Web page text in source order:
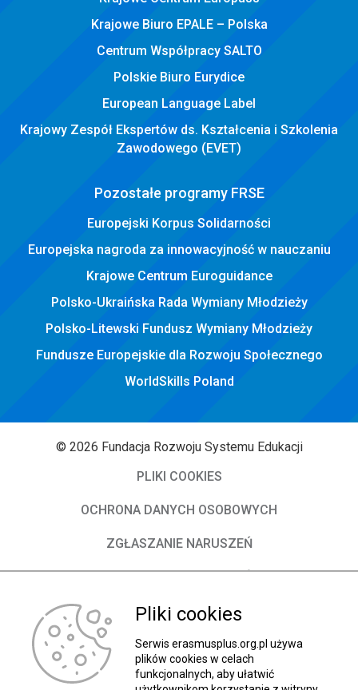
Krajowe Biuro EPALE – Polska
Centrum Współpracy SALTO
Polskie Biuro Eurydice
European Language Label
Krajowy Zespół Ekspertów ds. Kształcenia i Szkolenia
Zawodowego (EVET)
Pozostałe programy FRSE
Europejski Korpus Solidarności
Europejska nagroda za innowacyjność w nauczaniu
Krajowe Centrum Euroguidance
Polsko-Ukraińska Rada Wymiany Młodzieży
Polsko-Litewski Fundusz Wymiany Młodzieży
Fundusze Europejskie dla Rozwoju Społecznego
WorldSkills Poland
© 2026 Fundacja Rozwoju Systemu Edukacji
PLIKI COOKIES
OCHRONA DANYCH OSOBOWYCH
ZGŁASZANIE NARUSZEŃ
DEKLARACJA DOSTĘPNOŚCI
O Fundacji
Władze FRSE
Kontakt
Pliki cookies
Serwis erasmusplus.org.pl używa
plików cookies w celach
funkcjonalnych, aby ułatwić